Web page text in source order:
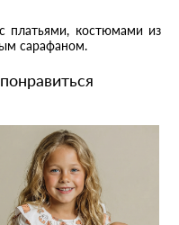
платьями, костюмами из
сарафаном.